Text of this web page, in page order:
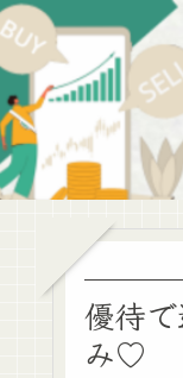
優待
み♡